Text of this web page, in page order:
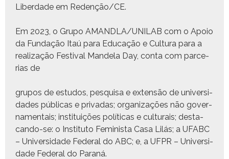
Liber­dade em Redenção/CE.
Em 2023, o Grupo AMANDLA/UNILAB com o Apoio
da Fun­dação Itaú para Edu­cação e Cul­tura para a
real­iza­ção Fes­ti­val Man­dela Day, con­ta com parce­
rias de
gru­pos de estu­dos, pesquisa e exten­são de uni­ver­si­
dades públi­cas e pri­vadas; orga­ni­za­ções não gov­er­
na­men­tais; insti­tu­ições políti­cas e cul­tur­ais; desta­
can­do-se: o Insti­tu­to Fem­i­nista Casa Lilás; a UFABC
– Uni­ver­si­dade Fed­er­al do ABC; e, a UFPR – Uni­ver­si­
dade Fed­er­al do Paraná.